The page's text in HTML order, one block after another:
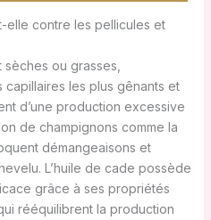
elle contre les pellicules et
ou grasses,
les plus gênants et
d’une production excessive
de champignons comme la
démangeaisons et
L’huile de cade possède
grâce à ses propriétés
rééquilibrent la production